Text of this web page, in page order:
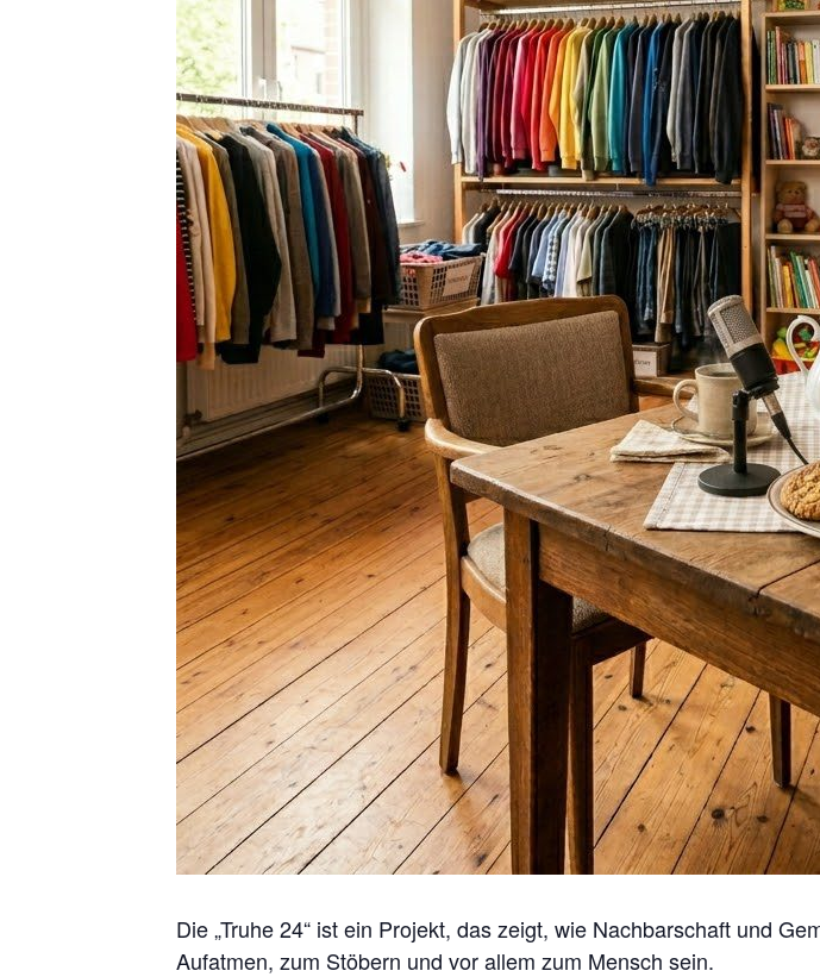
Die „Truhe 24“ ist ein Projekt, das zeigt, wie Nachbarschaft und
Aufatmen, zum Stöbern und vor allem zum Mensch sein.